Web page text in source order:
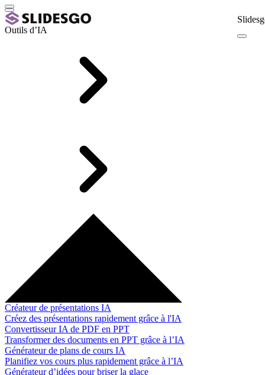
Outils d’IA
Créateur de présentations IA
Créez des présentations rapidement grâce à l'IA
Convertisseur IA de PDF en PPT
Transformer des documents en PPT grâce à l’IA
Générateur de plans de cours IA
Planifiez vos cours plus rapidement grâce à l’IA
Générateur d’idées pour briser la glace